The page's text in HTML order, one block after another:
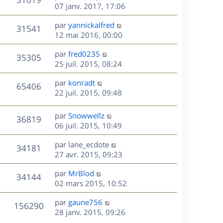
e
s
a
g
e
m
e
s
s
a
g
e
i
e
r
m
e
s
s
a
g
e
u
e
r
n
i
e
r
m
e
s
s
a
g
e
07 janv. 2017, 17:06
31541
u
D
e
r
n
i
e
r
m
e
s
s
a
g
e
par yannickalfred
12 mai 2016, 00:00
35305V
u
e
D
e
r
n
i
r
m
e
s
s
a
g
e
par fred0235
25 juil. 2015, 08:24
65406V
u
e
D
e
i
e
r
m
e
s
s
a
g
e
par konradt
22 juil. 2015, 09:48
36819V
u
D
e
r
n
i
e
r
m
e
s
s
par Snowwellz
06 juil. 2015, 10:49
34181
u
s
D
e
r
n
i
e
r
m
par lane_ecdote
27 avr. 2015, 09:23
34144V
u
e
D
e
r
n
i
par MrBlod
02 mars 2015, 10:52
156290V
D
e
par gaune756
28 janv. 2015, 09:26